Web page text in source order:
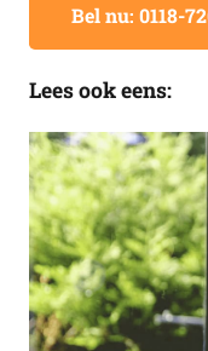
Bel nu: 0118-
Lees ook eens: